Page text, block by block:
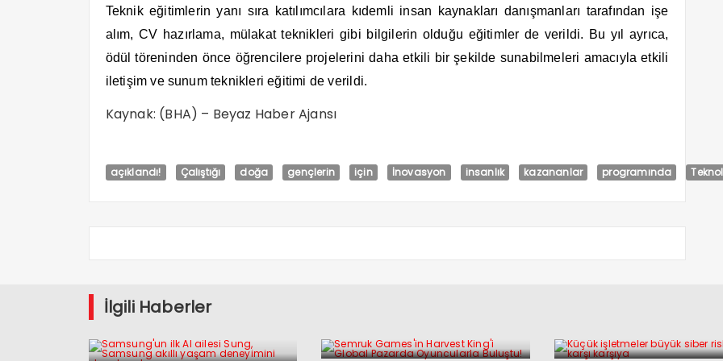
Teknik eğitimlerin yanı sıra katılımcılara kıdemli insan kaynakları danışmanları tarafından işe
alım, CV hazırlama, mülakat teknikleri gibi bilgilerin olduğu eğitimler de verildi. Bu yıl ayrıca,
ödül töreninden önce öğrencilere projelerini daha etkili bir şekilde sunabilmeleri amacıyla etkili
iletişim ve sunum teknikleri eğitimi de verildi.
Kaynak: (BHA) – Beyaz Haber Ajansı
açıklandı! Çalıştığı doğa gençlerin için İnovasyon insanlık kazananlar programında
İlgili Haberler